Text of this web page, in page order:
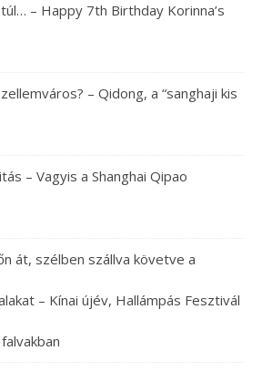
– Happy 7th Birthday Korinna’s
– Qidong, a “sanghaji kis
– Vagyis a Shanghai Qipao
át, szélben szállva követve a
– Kínai újév, Hallámpás Fesztivál